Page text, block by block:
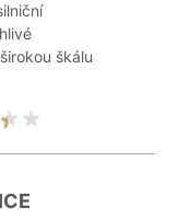
škálu